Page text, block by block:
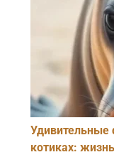
Удивительные
котиках: